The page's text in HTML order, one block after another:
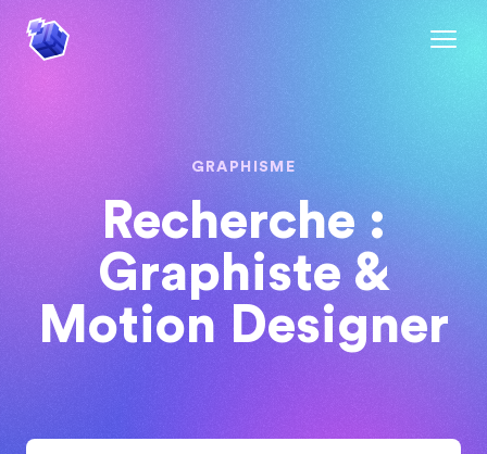
GRAPHISME
Recherche :
Graphiste &
Motion Designer